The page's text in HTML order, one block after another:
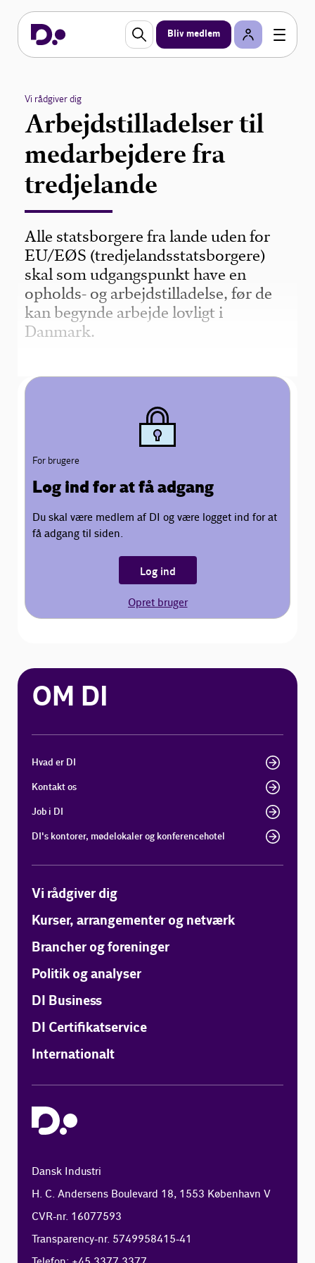
Bliv medlem
Vi rådgiver dig
Arbejdstilladelser til
medarbejdere fra
tredjelande
Alle statsborgere fra lande uden for
EU/EØS (tredjelandsstatsborgere)
skal som udgangspunkt have en
opholds- og arbejdstilladelse, før de
kan begynde arbejde lovligt i
Danmark.
For brugere
Log ind for at få adgang
Du skal være medlem af DI og være logget ind for at
få adgang til siden.
Log ind
Opret bruger
OM DI
Hvad er DI
Kontakt os
Job i DI
DI's kontorer, mødelokaler og konferencehotel
Vi rådgiver dig
Kurser, arrangementer og netværk
Brancher og foreninger
Politik og analyser
DI Business
DI Certifikatservice
Internationalt
Dansk Industri
H. C. Andersens Boulevard 18, 1553 København V
CVR-nr. 16077593
Transparency-nr. 5749958415-41